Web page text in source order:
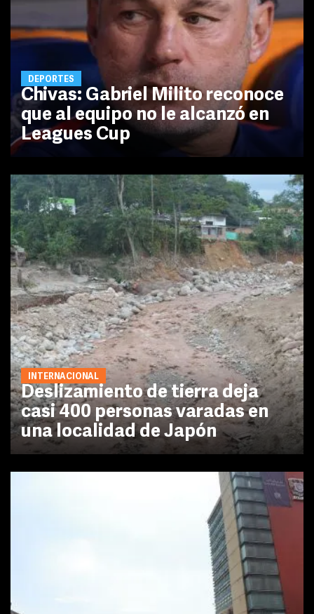
DEPORTES
Chivas: Gabriel Milito reconoce
que al equipo no le alcanzó en
Leagues Cup
INTERNACIONAL
Deslizamiento de tierra deja
casi 400 personas varadas en
una localidad de Japón